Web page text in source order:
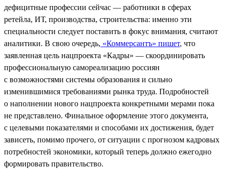
дефицитные профессии сейчас — работники в сферах
ретейла, ИТ, производства, строительства: именно эти
специальности следует поставить в фокус внимания, считают
аналитики. В свою очередь, «Коммерсантъ» пишет, что
заявленная цель нацпроекта «Кадры» — скоординировать
профессиональную самореализацию россиян
с возможностями системы образования и сильно
изменившимися требованиями рынка труда. Подробностей
о наполнении нового нацпроекта конкретными мерами пока
не представлено. Финальное оформление этого документа,
с целевыми показателями и способами их достижения, будет
зависеть, помимо прочего, от ситуации с прогнозом кадровых
потребностей экономики, который теперь должно ежегодно
формировать правительство.